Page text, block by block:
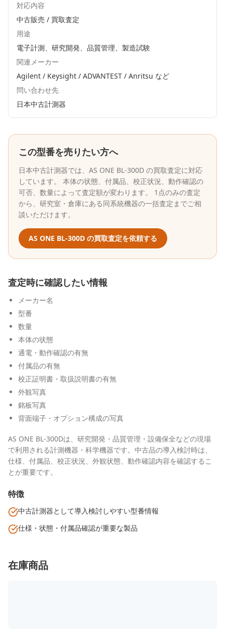
対応内容
中古販売 / 買取査定
用途
電子計測、研究開発、品質管理、製造試験
関連メーカー
Agilent / Keysight / ADVANTEST / Anritsu など
問い合わせ先
日本中古計測器
この型番を売りたい方へ
日本中古計測器では、 AS ONE BL-300D の買取査定に対応
しています。 本体の状態、付属品、校正状況、動作確認の
可否、数量によって査定額が変わります。 1点のみの査定
から、研究室・倉庫にある同系統機器の一括査定までご相
談いただけます。
AS ONE BL-300D の買取査定を依頼する
査定時に確認したい情報
メーカー名
型番
数量
本体の状態
通電・動作確認の有無
付属品の有無
校正証明書・取扱説明書の有無
外観写真
銘板写真
背面端子・オプション構成の写真
AS ONE BL-300Dは、研究開発・品質管理・設備保全などの現場
で利用される計測機器・科学機器です。中古品の導入検討時は、
仕様、付属品、校正状況、外観状態、動作確認内容を確認するこ
とが重要です。
特徴
中古計測器として導入検討しやすい型番情報
仕様・状態・付属品確認が重要な製品
在庫商品